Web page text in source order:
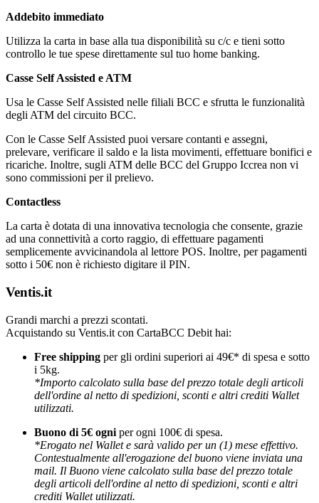
Addebito immediato
Utilizza la carta in base alla tua disponibilità su c/c e tieni sotto
controllo le tue spese direttamente sul tuo home banking.
Casse Self Assisted e ATM
Usa le Casse Self Assisted nelle filiali BCC e sfrutta le funzionalità
degli ATM del circuito BCC.
Con le Casse Self Assisted puoi versare contanti e assegni,
prelevare, verificare il saldo e la lista movimenti, effettuare bonifici e
ricariche. Inoltre, sugli ATM delle BCC del Gruppo Iccrea non vi
sono commissioni per il prelievo.
Contactless
La carta è dotata di una innovativa tecnologia che consente, grazie
ad una connettività a corto raggio, di effettuare pagamenti
semplicemente avvicinandola al lettore POS. Inoltre, per pagamenti
sotto i 50€ non è richiesto digitare il PIN.
Ventis.it
Grandi marchi a prezzi scontati.
Acquistando su Ventis.it con CartaBCC Debit hai:
Free shipping per gli ordini superiori ai 49€* di spesa e sotto
i 5kg.
*Importo calcolato sulla base del prezzo totale degli articoli
dell'ordine al netto di spedizioni, sconti e altri crediti Wallet
utilizzati.
Buono di 5€ ogni per ogni 100€ di spesa.
*Erogato nel Wallet e sarà valido per un (1) mese effettivo.
Contestualmente all'erogazione del buono viene inviata una
mail. Il Buono viene calcolato sulla base del prezzo totale
degli articoli dell'ordine al netto di spedizioni, sconti e altri
crediti Wallet utilizzati.